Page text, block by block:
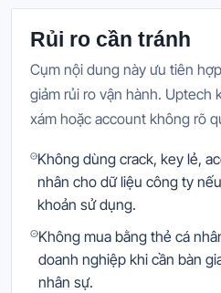
Rủi ro cần tránh
Cụm nội dung này ưu tiên
giảm rủi ro vận hành. Uptech
xám hoặc account không rõ
Không dùng crack, key lẻ,
nhân cho dữ liệu công ty
khoản sử dụng.
Không mua bằng thẻ cá
doanh nghiệp khi cần bàn
nhân sự.